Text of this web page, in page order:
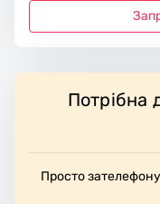
Потрібна
Просто